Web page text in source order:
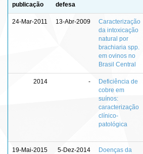
publicação
defesa
24-Mar-2011 13-Abr-2009
Caracterização
da intoxicação
natural por
brachiaria spp.
em ovinos no
Brasil Central
2014 -
Deficiência de
cobre em
suínos:
caracterização
clínico-
patológica
19-Mai-2015 5-Dez-2014
Doenças da